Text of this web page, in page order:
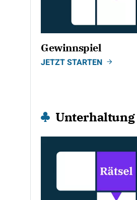
Gewinnspiel
JETZT STARTEN
Unterhaltung